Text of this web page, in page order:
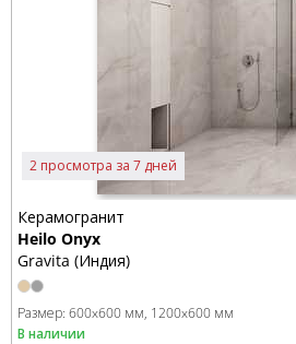
2 просмотра за 7 дней
Керамогранит
Heilo Onyx
Gravita (Индия)
Размер: 600x600 мм 1200x600 мм
В наличии